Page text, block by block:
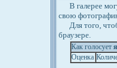
В галерее
свою
Для того,
браузере.
Как голосует
Оценка